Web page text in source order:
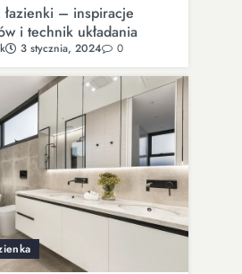
łazienki – inspiracje
i technik układania
3 stycznia, 2024 0